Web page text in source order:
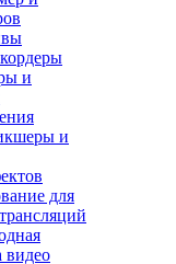
и
и
для
видео